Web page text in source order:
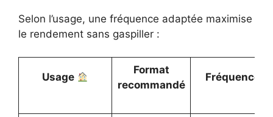
Selon l’usage, une fréquence adaptée maximise
le rendement sans gaspiller :
Usage
Format
recommandé
Fréquence